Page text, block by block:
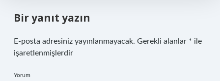
Bir yanıt yazın
E-posta adresiniz yayınlanmayacak. Gerekli alanlar * ile
işaretlenmişlerdir
Yorum